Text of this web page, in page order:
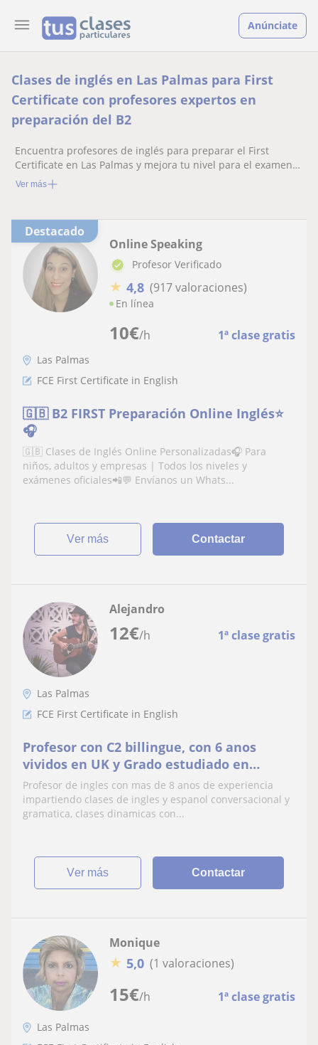
Anúnciate
Clases de inglés en Las Palmas para First
Certificate con profesores expertos en
preparación del B2
Encuentra profesores de inglés para preparar el First
Certificate en Las Palmas y mejora tu nivel para el examen
B2 de Cambridge
Ver más
Destacado
10€/h 1ª clase gratis
Online Speaking
Profesor Verificado
★ 4,8 (917 valoraciones)
En línea
Las Palmas
FCE First Certificate in English
🇬🇧 B2 FIRST Preparación Online Inglés⭐
🎧
🇬🇧 Clases de Inglés Online Personalizadas🎧 Para
niños, adultos y empresas | Todos los niveles y
exámenes oficiales📲💬 Envíanos un Whats...
ver más Contactar
12€/h 1ª clase gratis
Alejandro
Las Palmas
FCE First Certificate in English
Profesor con C2 billingue, con 6 anos
vividos en UK y Grado estudiado en
Universidad en el centro de Londres busca
dar clases de Ingles y conversacional
Profesor de ingles con mas de 8 anos de experiencia
impartiendo clases de ingles y espanol conversacional y
gramatica, clases dinamicas con...
ver más Contactar
15€/h 1ª clase gratis
Monique
★ 5,0 (1 valoraciones)
Las Palmas